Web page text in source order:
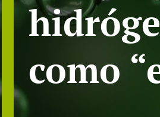
como